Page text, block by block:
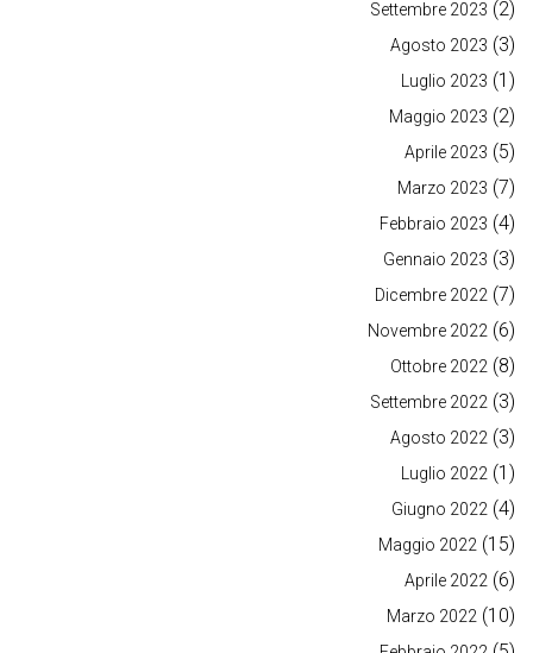
Settembre 2023 (2)
Agosto 2023 (3)
Luglio 2023 (1)
Maggio 2023 (2)
Aprile 2023 (5)
Marzo 2023 (7)
Febbraio 2023 (4)
Gennaio 2023 (3)
Dicembre 2022 (7)
Novembre 2022 (6)
Ottobre 2022 (8)
Settembre 2022 (3)
Agosto 2022 (3)
Luglio 2022 (1)
Giugno 2022 (4)
Maggio 2022 (15)
Aprile 2022 (6)
Marzo 2022 (10)